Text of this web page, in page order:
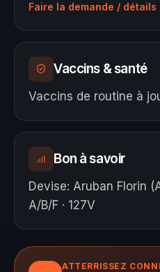
Faire la demande /
Vaccins & santé
Vaccins de routine à
Bon à savoir
Devise: Aruban Florin
A/B/F · 127V
ATTERRISSEZ